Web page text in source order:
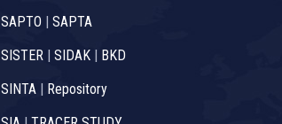
SAPTO | SAPTA
SISTER| SIDAK| BKD
SINTA| Repository